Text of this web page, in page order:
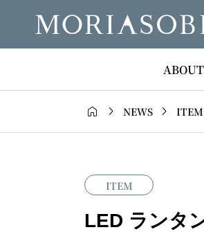
ABOUT
  NEWS  ITEM
ITEM
LED ランタ